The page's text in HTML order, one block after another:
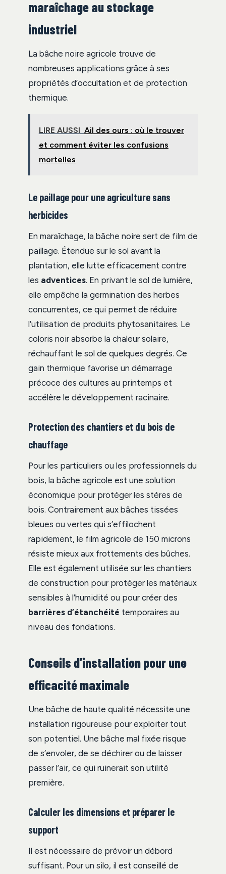
maraîchage au stockage
industriel
La bâche noire agricole trouve de
nombreuses applications grâce à ses
propriétés d’occultation et de protection
thermique.
LIRE AUSSI Ail des ours : où le trouver
et comment éviter les confusions
mortelles
Le paillage pour une agriculture sans
herbicides
En maraîchage, la bâche noire sert de film de
paillage. Étendue sur le sol avant la
plantation, elle lutte efficacement contre
les adventices. En privant le sol de lumière,
elle empêche la germination des herbes
concurrentes, ce qui permet de réduire
l’utilisation de produits phytosanitaires. Le
coloris noir absorbe la chaleur solaire,
réchauffant le sol de quelques degrés. Ce
gain thermique favorise un démarrage
précoce des cultures au printemps et
accélère le développement racinaire.
Protection des chantiers et du bois de
chauffage
Pour les particuliers ou les professionnels du
bois, la bâche agricole est une solution
économique pour protéger les stères de
bois. Contrairement aux bâches tissées
bleues ou vertes qui s’effilochent
rapidement, le film agricole de 150 microns
résiste mieux aux frottements des bûches.
Elle est également utilisée sur les chantiers
de construction pour protéger les matériaux
sensibles à l’humidité ou pour créer des
barrières d’étanchéité temporaires au
niveau des fondations.
Conseils d’installation pour une
efficacité maximale
Une bâche de haute qualité nécessite une
installation rigoureuse pour exploiter tout
son potentiel. Une bâche mal fixée risque
de s’envoler, de se déchirer ou de laisser
passer l’air, ce qui ruinerait son utilité
première.
Calculer les dimensions et préparer le
support
Il est nécessaire de prévoir un débord
suffisant. Pour un silo, il est conseillé de